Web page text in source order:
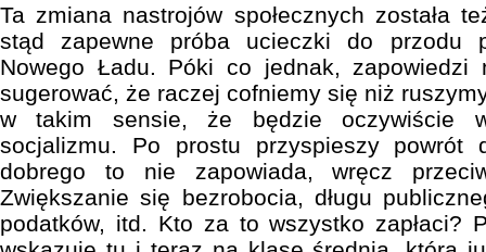
Ta zmiana nastrojów społecznych została
stąd zapewne próba ucieczki do przodu
Nowego Ładu. Póki co jednak,
sugerować, że raczej cofniemy się niż
w takim sensie, że będzie oczywiście
socjalizmu. Po prostu przyspieszy powrót
dobrego to nie zapowiada, wręcz
Zwiększanie się bezrobocia, długu
podatków, itd. Kto za to wszystko zapłaci?